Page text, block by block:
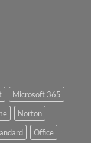
Microsoft 365
Norton
Office